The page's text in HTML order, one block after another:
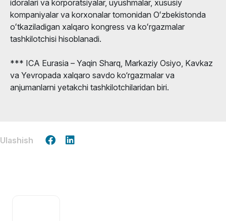
idoralari va korporatsiyalar, uyushmalar, xususiy
kompaniyalar va korxonalar tomonidan Oʻzbekistonda
oʻtkaziladigan xalqaro kongress va koʻrgazmalar
tashkilotchisi hisoblanadi.
*** ICA Eurasia – Yaqin Sharq, Markaziy Osiyo, Kavkaz
va Yevropada xalqaro savdo ko‘rgazmalar va
anjumanlarni yetakchi tashkilotchilaridan biri.
Ulashish